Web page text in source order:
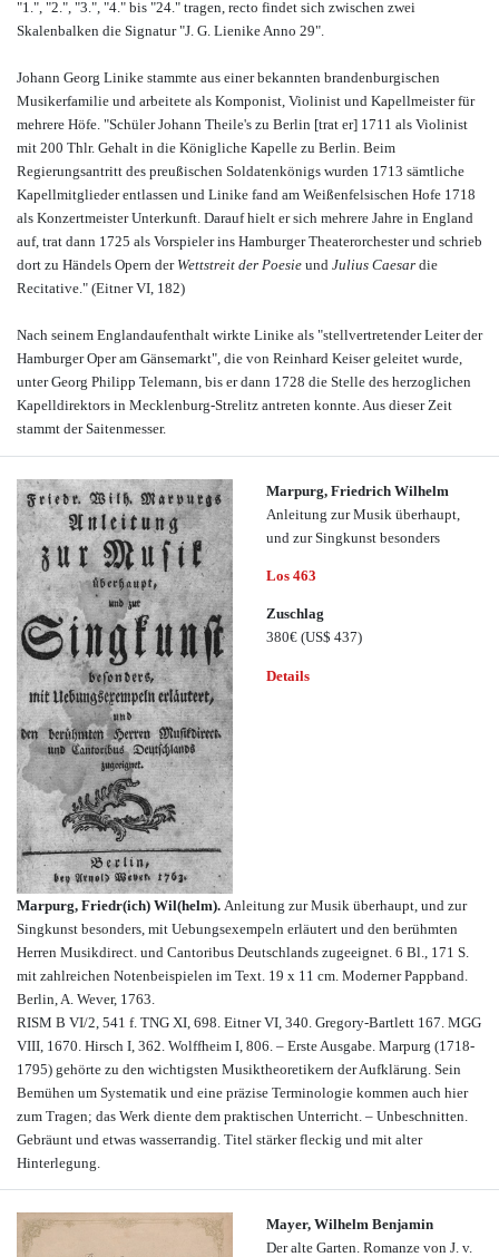
"1.", "2.", "3.", "4." bis "24." tragen, recto findet sich zwischen zwei
Skalenbalken die Signatur "J. G. Lienike Anno 29".
Johann Georg Linike stammte aus einer bekannten brandenburgischen
Musikerfamilie und arbeitete als Komponist, Violinist und Kapellmeister für
mehrere Höfe. "Schüler Johann Theile's zu Berlin [trat er] 1711 als Violinist
mit 200 Thlr. Gehalt in die Königliche Kapelle zu Berlin. Beim
Regierungsantritt des preußischen Soldatenkönigs wurden 1713 sämtliche
Kapellmitglieder entlassen und Linike fand am Weißenfelsischen Hofe 1718
als Konzertmeister Unterkunft. Darauf hielt er sich mehrere Jahre in England
auf, trat dann 1725 als Vorspieler ins Hamburger Theaterorchester und schrieb
dort zu Händels Opern der Wettstreit der Poesie und Julius Caesar die
Recitative." (Eitner VI, 182)
Nach seinem Englandaufenthalt wirkte Linike als "stellvertretender Leiter der
Hamburger Oper am Gänsemarkt", die von Reinhard Keiser geleitet wurde,
unter Georg Philipp Telemann, bis er dann 1728 die Stelle des herzoglichen
Kapelldirektors in Mecklenburg-Strelitz antreten konnte. Aus dieser Zeit
stammt der Saitenmesser.
Marpurg, Friedrich Wilhelm
Anleitung zur Musik überhaupt,
und zur Singkunst besonders
Los 463
Zuschlag
380€ (US$ 437)
Details
Marpurg, Friedr(ich) Wil(helm). Anleitung zur Musik überhaupt, und zur
Singkunst besonders, mit Uebungsexempeln erläutert und den berühmten
Herren Musikdirect. und Cantoribus Deutschlands zugeeignet. 6 Bl., 171 S.
mit zahlreichen Notenbeispielen im Text. 19 x 11 cm. Moderner Pappband.
Berlin, A. Wever, 1763.
RISM B VI/2, 541 f. TNG XI, 698. Eitner VI, 340. Gregory-Bartlett 167. MGG
VIII, 1670. Hirsch I, 362. Wolffheim I, 806. – Erste Ausgabe. Marpurg (1718-
1795) gehörte zu den wichtigsten Musiktheoretikern der Aufklärung. Sein
Bemühen um Systematik und eine präzise Terminologie kommen auch hier
zum Tragen; das Werk diente dem praktischen Unterricht. – Unbeschnitten.
Gebräunt und etwas wasserrandig. Titel stärker fleckig und mit alter
Hinterlegung.
Mayer, Wilhelm Benjamin
Der alte Garten. Romanze von J. v.